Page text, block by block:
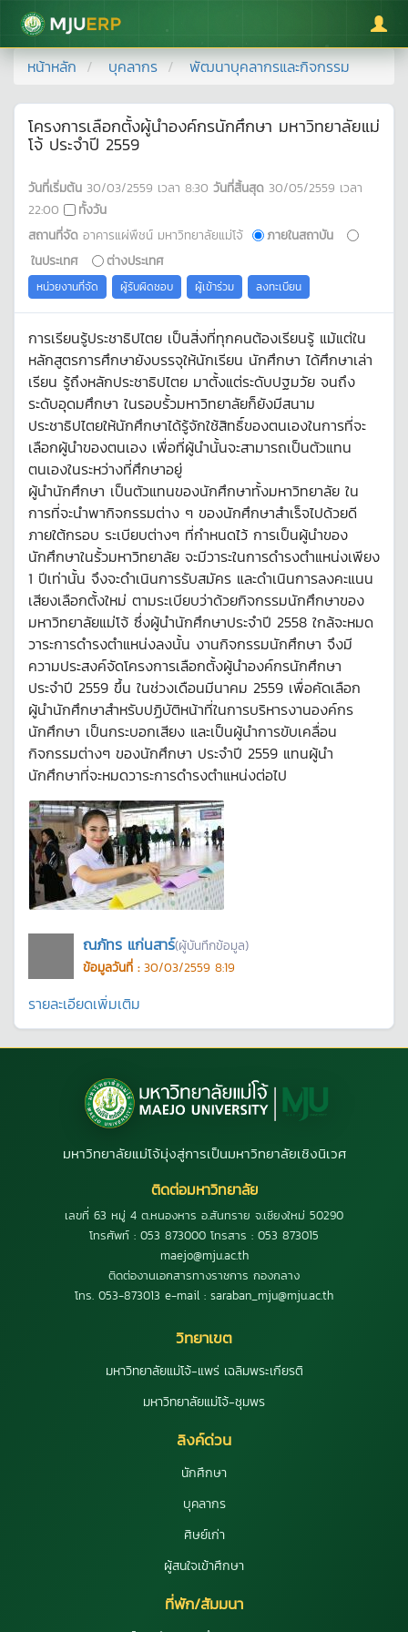
มหาวิทยาลัยแม่โจ้
หน้าหลัก บุคลากร พัฒนาบุคลากรและกิจกรรม
โครงการเลือกตั้งผู้นำองค์กรนักศึกษา มหาวิทยาลัยแม่
โจ้ ประจำปี 2559
วันที่เริ่มต้น 30/03/2559 เวลา 8:30 วันที่สิ้นสุด 30/05/2559 เวลา
22:00
ทั้งวัน
สถานที่จัด อาคารแผ่พืชน์ มหาวิทยาลัยแม่โจ้
ภายในสถาบัน
ในประเทศ
ต่างประเทศ
หน่วยงานที่จัด ผู้รับผิดชอบ ผู้เข้าร่วม ลงทะเบียน
การเรียนรู้ประชาธิปไตย เป็นสิ่งที่ทุกคนต้องเรียนรู้ แม้แต่ใน
หลักสูตรการศึกษายังบรรจุให้นักเรียน นักศึกษา ได้ศึกษาเล่า
เรียน รู้ถึงหลักประชาธิปไตย มาตั้งแต่ระดับปฐมวัย จนถึง
ระดับอุดมศึกษา ในรอบรั้วมหาวิทยาลัยก็ยังมีสนาม
ประชาธิปไตยให้นักศึกษาได้รู้จักใช้สิทธิ์ของตนเองในการที่จะ
เลือกผู้นำของตนเอง เพื่อที่ผู้นำนั้นจะสามารถเป็นตัวแทน
ตนเองในระหว่างที่ศึกษาอยู่
ผู้นำนักศึกษา เป็นตัวแทนของนักศึกษาทั้งมหาวิทยาลัย ใน
การที่จะนำพากิจกรรมต่าง ๆ ของนักศึกษาสำเร็จไปด้วยดี
ภายใต้กรอบ ระเบียบต่างๆ ที่กำหนดไว้ การเป็นผู้นำของ
นักศึกษาในรั้วมหาวิทยาลัย จะมีวาระในการดำรงตำแหน่งเพียง
1 ปีเท่านั้น จึงจะดำเนินการรับสมัคร และดำเนินการลงคะแนน
เสียงเลือกตั้งใหม่ ตามระเบียบว่าด้วยกิจกรรมนักศึกษาของ
มหาวิทยาลัยแม่โจ้ ซึ่งผู้นำนักศึกษาประจำปี 2558 ใกล้จะหมด
วาระการดำรงตำแหน่งลงนั้น งานกิจกรรมนักศึกษา จึงมี
ความประสงค์จัดโครงการเลือกตั้งผู้นำองค์กรนักศึกษา
ประจำปี 2559 ขึ้น ในช่วงเดือนมีนาคม 2559 เพื่อคัดเลือก
ผู้นำนักศึกษาสำหรับปฏิบัติหน้าที่ในการบริหารงานองค์กร
นักศึกษา เป็นกระบอกเสียง และเป็นผู้นำการขับเคลื่อน
กิจกรรมต่างๆ ของนักศึกษา ประจำปี 2559 แทนผู้นำ
นักศึกษาที่จะหมดวาระการดำรงตำแหน่งต่อไป
ณภัทร แก่นสาร์(ผู้บันทึกข้อมูล)
ข้อมูลวันที่ : 30/03/2559 8:19
รายละเอียดเพิ่มเติม
มหาวิทยาลัยแม่โจ้มุ่งสู่การเป็นมหาวิทยาลัยเชิงนิเวศ
ติดต่อมหาวิทยาลัย
เลขที่ 63 หมู่ 4 ต.หนองหาร อ.สันทราย จ.เชียงใหม่ 50290
โทรศัพท์ : 053 873000 โทรสาร : 053 873015
maejo@mju.ac.th
ติดต่องานเอกสารทางราชการ กองกลาง
โทร. 053-873013 e-mail : saraban_mju@mju.ac.th
วิทยาเขต
มหาวิทยาลัยแม่โจ้-แพร่ เฉลิมพระเกียรติ
มหาวิทยาลัยแม่โจ้-ชุมพร
ลิงค์ด่วน
นักศึกษา
บุคลากร
ศิษย์เก่า
ผู้สนใจเข้าศึกษา
ที่พัก/สัมมนา